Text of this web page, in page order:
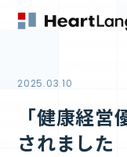
2025.03.10
「健康経
されました